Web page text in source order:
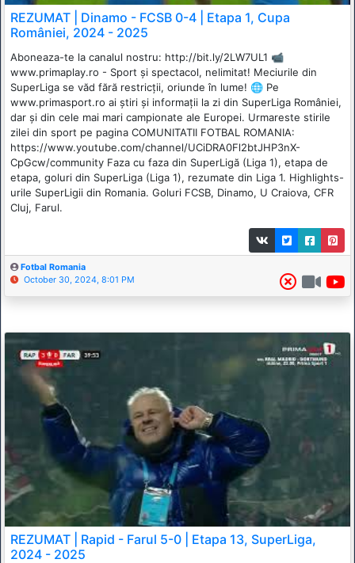
REZUMAT | Dinamo - FCSB 0-4 | Etapa 1, Cupa
României, 2024 - 2025
Aboneaza-te la canalul nostru: http://bit.ly/2LW7UL1 📹
www.primaplay.ro - Sport și spectacol, nelimitat! Meciurile din
SuperLiga se văd fără restricții, oriunde în lume! 🌐 Pe
www.primasport.ro ai știri și informații la zi din SuperLiga României,
dar și din cele mai mari campionate ale Europei. Urmareste stirile
zilei din sport pe pagina COMUNITATII FOTBAL ROMANIA:
https://www.youtube.com/channel/UCiDRA0Fl2btJHP3nX-
CpGcw/community Faza cu faza din SuperLigă (Liga 1), etapa de
etapa, goluri din SuperLiga (Liga 1), rezumate din Liga 1. Highlights-
urile SuperLigii din Romania. Goluri FCSB, Dinamo, U Craiova, CFR
Cluj, Farul.
Fotbal Romania
October 30, 2024, 8:01 PM
REZUMAT | Rapid - Farul 5-0 | Etapa 13, SuperLiga,
2024 - 2025